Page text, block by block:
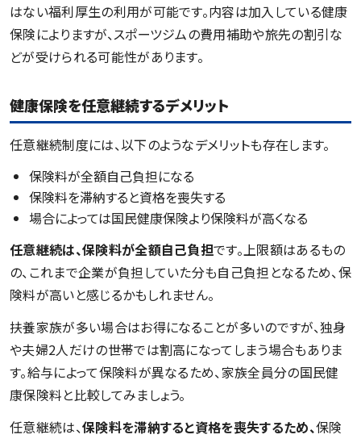
はない福利厚生の利用が可能です。内容は加入している健康
保険によりますが、スポーツジムの費用補助や旅先の割引な
どが受けられる可能性があります。
健康保険を任意継続するデメリット
任意継続制度には、以下のようなデメリットも存在します。
保険料が全額自己負担になる
保険料を滞納すると資格を喪失する
場合によっては国民健康保険より保険料が高くなる
任意継続は、保険料が全額自己負担です。上限額はあるもの
の、これまで企業が負担していた分も自己負担となるため、保
険料が高いと感じるかもしれません。
扶養家族が多い場合はお得になることが多いのですが、独身
や夫婦2人だけの世帯では割高になってしまう場合もありま
す。給与によって保険料が異なるため、家族全員分の国民健
康保険料と比較してみましょう。
任意継続は、保険料を滞納すると資格を喪失するため、保険